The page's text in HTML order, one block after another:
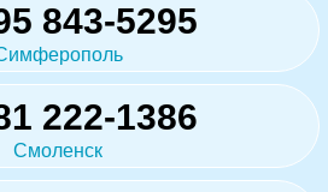
843-5295
222-1386
Смоленск